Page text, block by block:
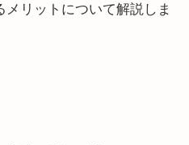
リットについて解説しま